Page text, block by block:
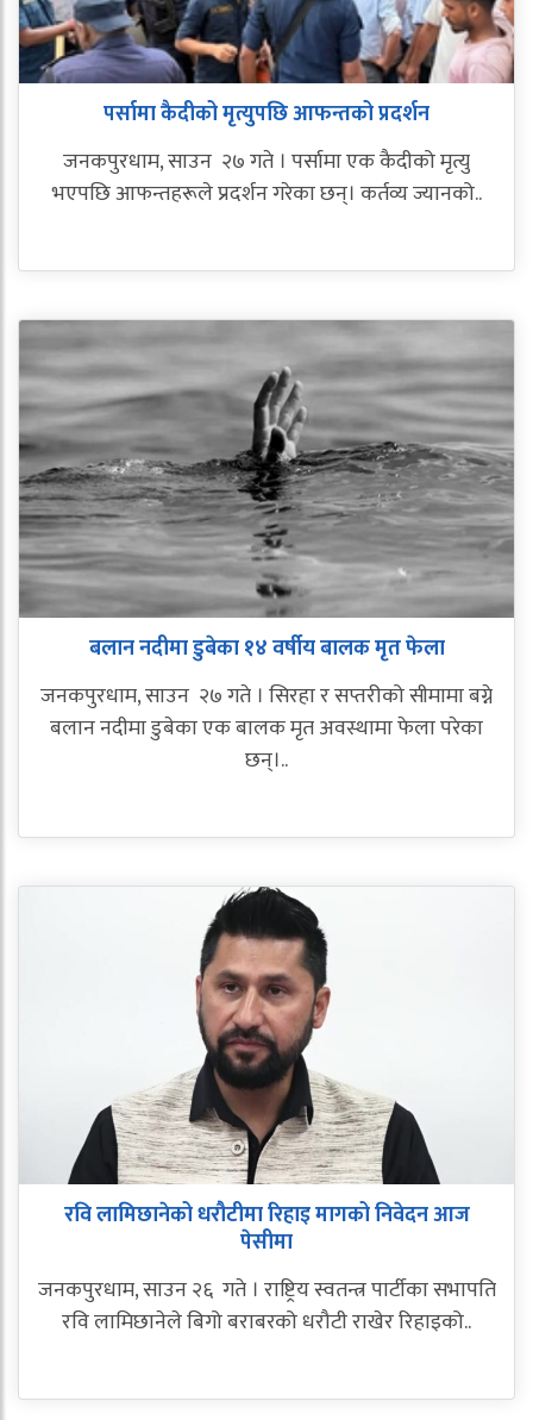
पर्सामा कैदीको मृत्युपछि आफन्तको प्रदर्शन
जनकपुरधाम, साउन २७ गते । पर्सामा एक कैदीको मृत्यु
भएपछि आफन्तहरूले प्रदर्शन गरेका छन्। कर्तव्य ज्यानको..
बलान नदीमा डुबेका १४ वर्षीय बालक मृत फेला
जनकपुरधाम, साउन २७ गते । सिरहा र सप्तरीको सीमामा बग्ने
बलान नदीमा डुबेका एक बालक मृत अवस्थामा फेला परेका
छन्।..
रवि लामिछानेको धरौटीमा रिहाइ मागको निवेदन आज
पेसीमा
जनकपुरधाम, साउन २६ गते । राष्ट्रिय स्वतन्त्र पार्टीका सभापति
रवि लामिछानेले बिगो बराबरको धरौटी राखेर रिहाइको..